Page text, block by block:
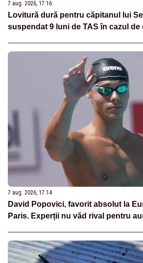
7 aug. 2026, 17:16
Lovitură dură pentru căpitanul lui
suspendat 9 luni de TAS în cazul de
7 aug. 2026, 17:14
David Popovici, favorit absolut la
Paris. Experții nu văd rival pentru